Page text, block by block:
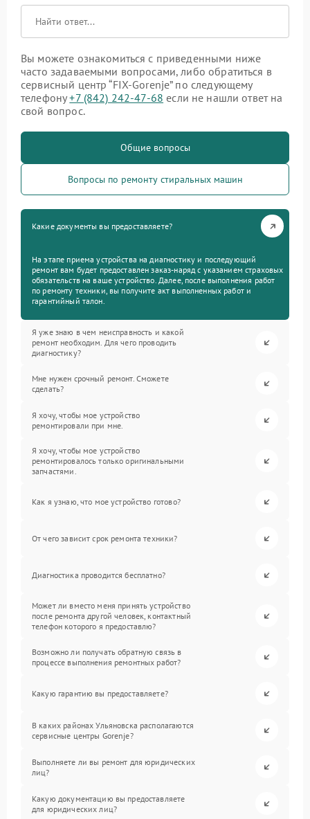
Вы можете ознакомиться с приведенными ниже
часто задаваемыми вопросами, либо обратиться в
сервисный центр “FIX-Gorenje” по следующему
телефону+7 (842) 242-47-68 если не нашли ответ на
свой вопрос.
Общие вопросы
Вопросы по ремонту стиральных машин
Какие документы вы предоставляете?
На этапе приема устройства на диагностику и последующий
ремонт вам будет предоставлен заказ-наряд с указанием страховых
обязательств на ваше устройство. Далее, после выполнения работ
по ремонту техники, вы получите акт выполненных работ и
гарантийный талон.
Я уже знаю в чем неисправность и какой
ремонт необходим. Для чего проводить
диагностику?
Мне нужен срочный ремонт. Сможете
сделать?
Я хочу, чтобы мое устройство
ремонтировали при мне.
Я хочу, чтобы мое устройство
ремонтировалось только оригинальными
запчастями.
Как я узнаю, что мое устройство готово?
От чего зависит срок ремонта техники?
Диагностика проводится бесплатно?
Может ли вместо меня принять устройство
после ремонта другой человек, контактный
телефон которого я предоставлю?
Возможно ли получать обратную связь в
процессе выполнения ремонтных работ?
Какую гарантию вы предоставляете?
В каких районах Ульяновска располагаются
сервисные центры Gorenje?
Выполняете ли вы ремонт для юридических
лиц?
Какую документацию вы предоставляете
для юридических лиц?